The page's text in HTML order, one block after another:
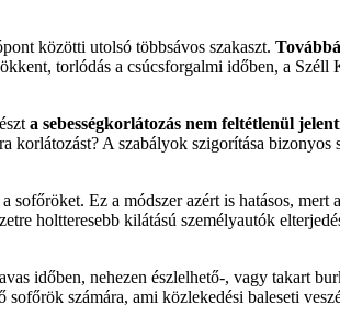
közötti utolsó többsávos szakaszt.
torlódás a csúcsforgalmi időben, a
a sebességkorlátozás nem feltétlenül
korlátozást? A szabályok szigorítása bizonyos
sofőröket. Ez a módszer azért is hatásos, mert
holtteresebb kilátású személyautók
időben, nehezen észlelhető-, vagy takart
számára, ami közlekedési baleseti